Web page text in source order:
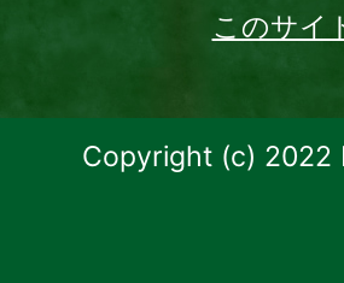
このサイ
Copyright (c) 2022